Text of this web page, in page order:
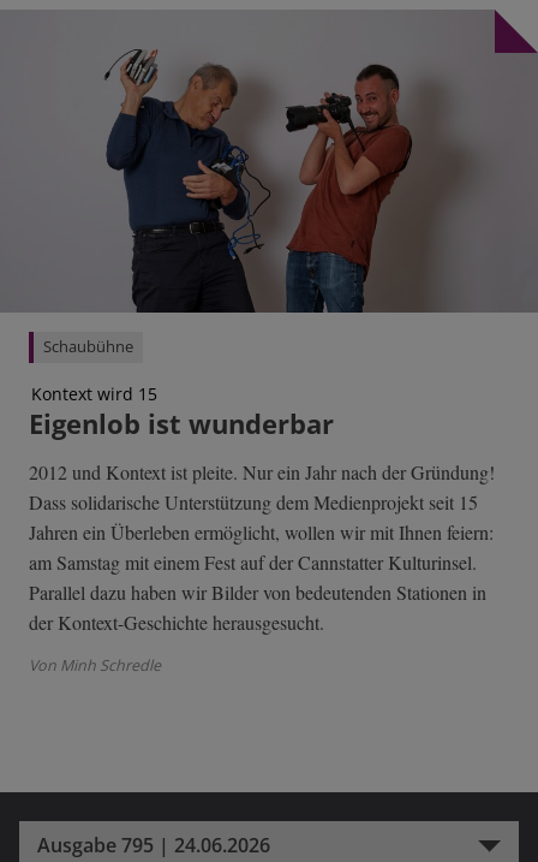
Schaubühne
Kontext wird 15
Eigenlob ist wunderbar
2012 und Kontext ist pleite. Nur ein Jahr nach der Gründung!
Dass solidarische Unterstützung dem Medienprojekt seit 15
Jahren ein Überleben ermöglicht, wollen wir mit Ihnen feiern:
am Samstag mit einem Fest auf der Cannstatter Kulturinsel.
Parallel dazu haben wir Bilder von bedeutenden Stationen in
der Kontext-Geschichte herausgesucht.
Von Minh Schredle
Ausgabe 795 | 24.06.2026